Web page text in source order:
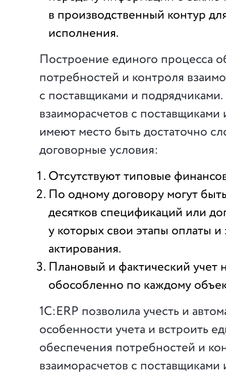
в производственный контур
исполнения.
Построение единого процесса
потребностей и контроля
с поставщиками и подрядчиками.
взаиморасчетов с
имеют место быть достаточно
договорные условия:
Отсутствуют типовые
По одному договору могут
десятков спецификаций или
у которых свои этапы оплаты и
актирования.
Плановый и фактический учет
обособленно по каждому
1С:ERP позволила учесть и
особенности учета и встроить
обеспечения потребностей и
взаиморасчетов с